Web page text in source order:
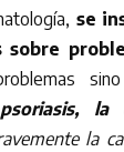
se
sobre
psoriasis,
la